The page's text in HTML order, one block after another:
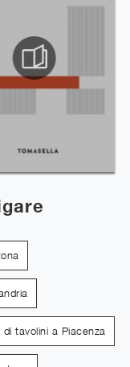
di tavolini a Piacenza